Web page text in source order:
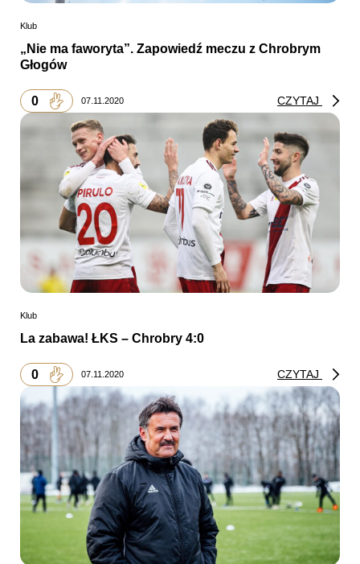
Klub
„Nie ma faworyta”. Zapowiedź meczu z Chrobrym
Głogów
0 07.11.2020 CZYTAJ
Klub
La zabawa! ŁKS – Chrobry 4:0
0 07.11.2020 CZYTAJ